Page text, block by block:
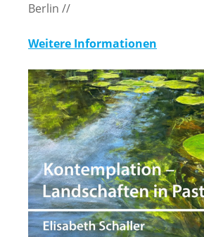
Berlin //
Weitere Informationen